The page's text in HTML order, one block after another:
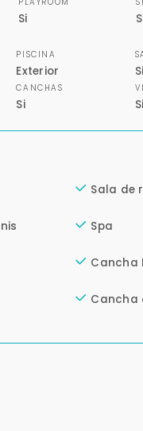
Si
PISCINA
Exterior Si
CANCHAS
Si Si
Sala de
Spa
Cancha
Cancha
*
Continuar por